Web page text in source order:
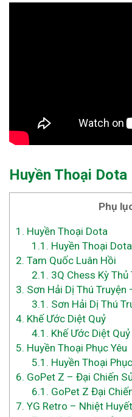
Huyền Thoại Dota
Phụ
1. Huyền Thoại Dota
1.1. Huyền Thoại Dota
2. Tam Quốc Luân Hồi
2.1. 3Q Chess Kỳ
3. Sơn Hải Dị Thú Truyện
3.1. Sơn Hải Dị Thú
4. Khế Ước Diệt Quỷ
4.1. Khế Ước Diệt Quỷ
5. Huyền Thoại Phục Yêu
5.1. Huyền Thoại
6. GoPet Z – Đại Chiến
6.1. GoPet Z Đại
7. YG Retro – Nhiệt